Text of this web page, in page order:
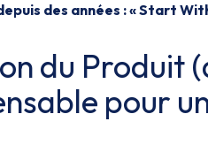
des années : « Start
du Produit
pour